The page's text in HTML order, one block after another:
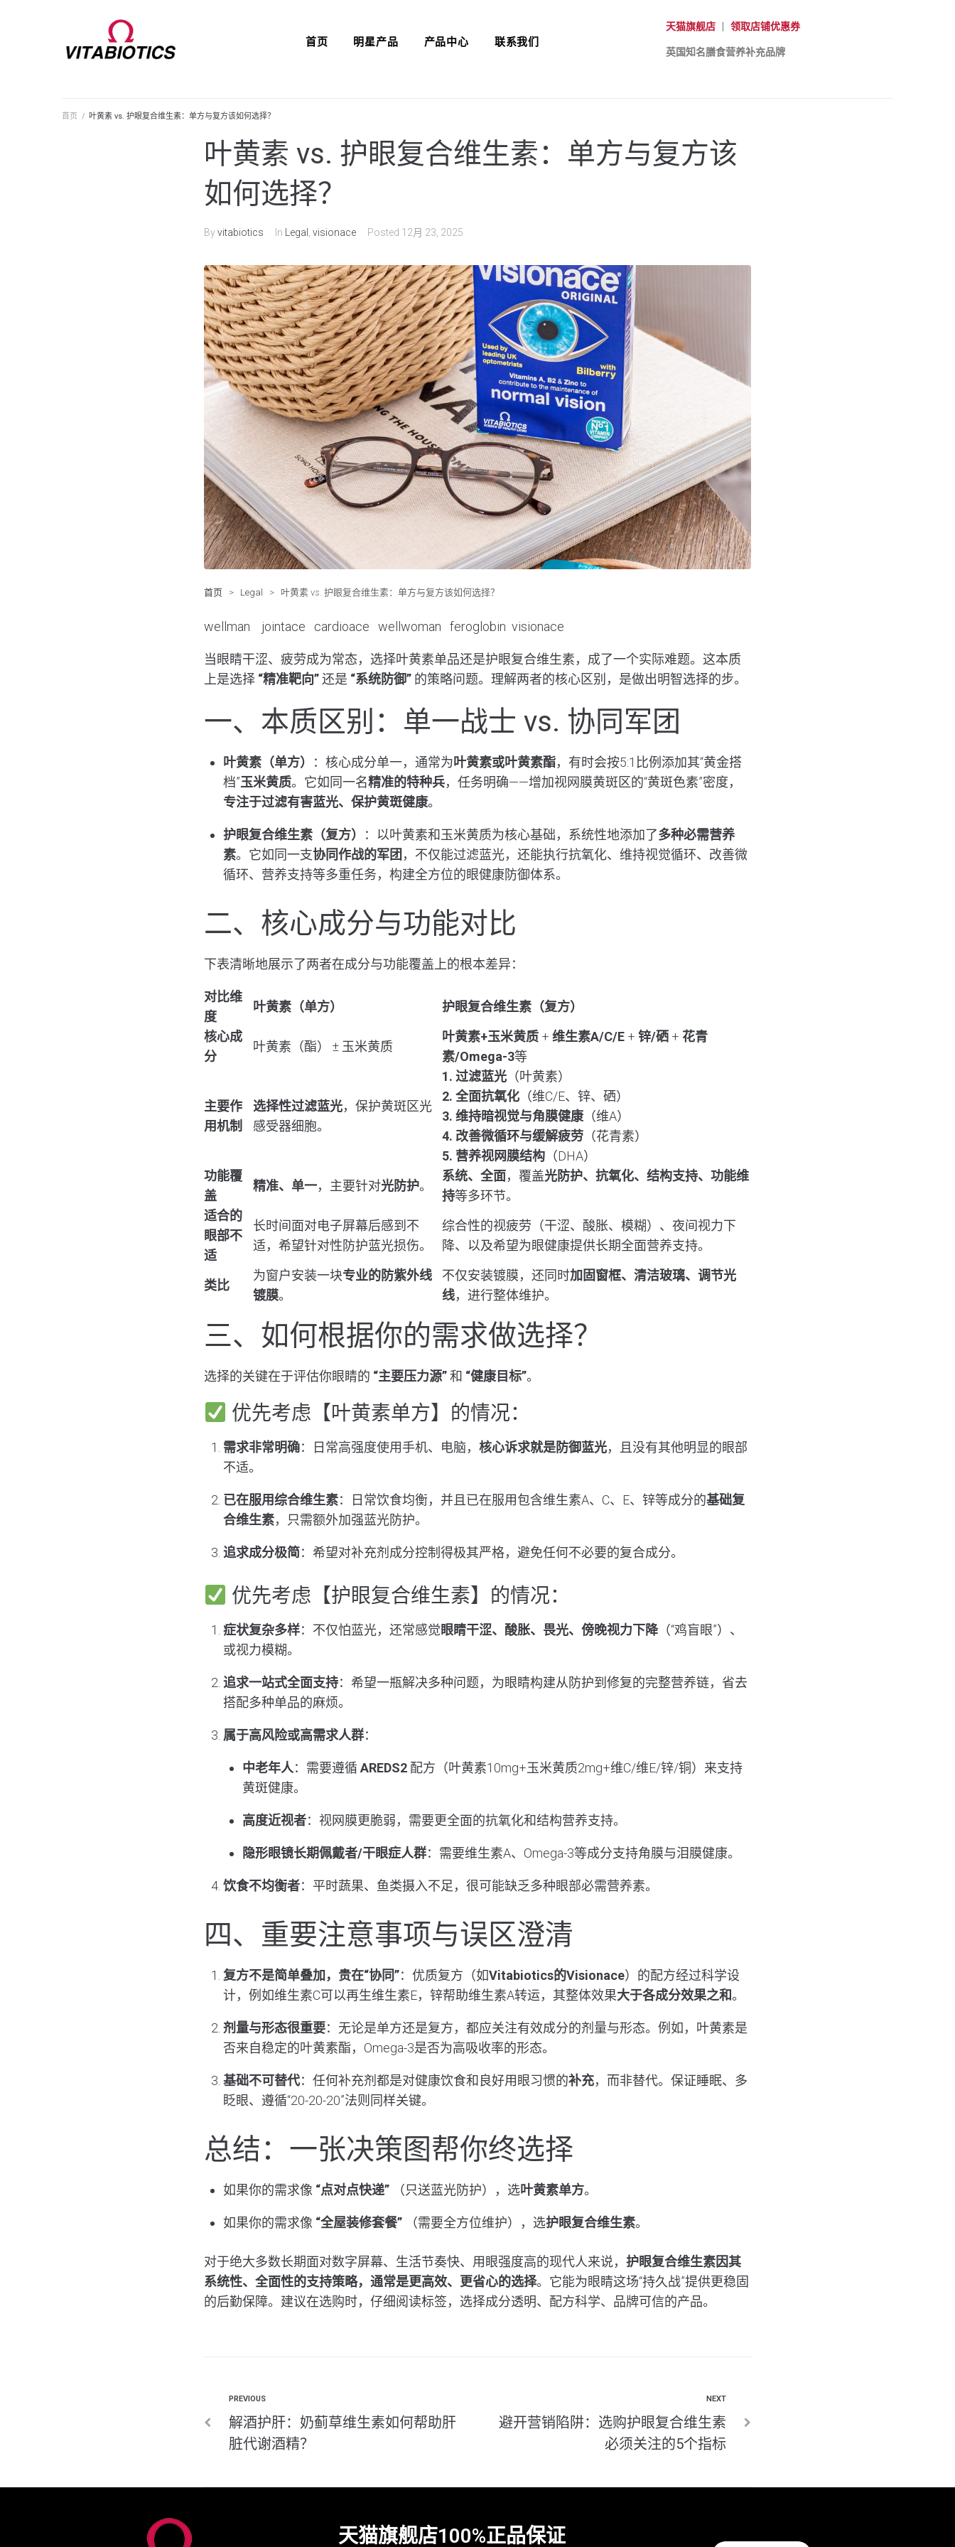
首页 明星产品 产品中心 联系我们
天猫旗舰店| 领取店铺优惠券
英国知名膳食营养补充品牌
首页 / 叶黄素 vs. 护眼复合维生素：单方与复方该如何选择？
叶黄素 vs. 护眼复合维生素：单方与复方该
如何选择？
Byvitabiotics In Legal , visionace Posted 12月 23, 2025
首页 > Legal > 叶黄素 vs. 护眼复合维生素：单方与复方该如何选择？
wellman jointace cardioace wellwoman feroglobin visionace
当眼睛干涩、疲劳成为常态，选择叶黄素单品还是护眼复合维生素，成了一个实际难题。这本质
上是选择 “精准靶向”还是 “系统防御” 的策略问题。理解两者的核心区别，是做出明智选择的步。
一、本质区别：单一战士 vs. 协同军团
叶黄素（单方） ：核心成分单一，通常为叶黄素或叶黄素酯，有时会按5:1比例添加其“黄金搭
档”玉米黄质。它如同一名精准的特种兵，任务明确——增加视网膜黄斑区的“黄斑色素”密度，
专注于过滤有害蓝光、保护黄斑健康。
护眼复合维生素（复方） ：以叶黄素和玉米黄质为核心基础，系统性地添加了多种必需营养
素。它如同一支协同作战的军团 ，不仅能过滤蓝光，还能执行抗氧化、维持视觉循环、改善微
循环、营养支持等多重任务，构建全方位的眼健康防御体系。
二、核心成分与功能对比
下表清晰地展示了两者在成分与功能覆盖上的根本差异：
对比维
度
叶黄素（单方）
护眼复合维生素（复方）
核心成
分
叶黄素（酯） ± 玉米黄质
叶黄素+玉米黄质 + 维生素A/C/E + 锌/硒 + 花青
素/Omega-3等
主要作
用机制
选择性过滤蓝光，保护黄斑区光
感受器细胞。
1. 过滤蓝光 （叶黄素）
2. 全面抗氧化 （维C/E、锌、硒）
3. 维持暗视觉与角膜健康 （维A）
4. 改善微循环与缓解疲劳 （花青素）
5. 营养视网膜结构 （DHA）
功能覆
盖
精准、单一，主要针对光防护。
系统、全面，覆盖光防护、抗氧化、结构支持、功能维
持等多环节。
适合的
眼部不
适
长时间面对电子屏幕后感到不
适，希望针对性防护蓝光损伤。
综合性的视疲劳（干涩、酸胀、模糊）、夜间视力下
降、以及希望为眼健康提供长期全面营养支持。
类比
为窗户安装一块专业的防紫外线
镀膜。
不仅安装镀膜，还同时加固窗框、清洁玻璃、调节光
线，进行整体维护。
三、如何根据你的需求做选择？
选择的关键在于评估你眼睛的 “主要压力源”和 “健康目标”。
优先考虑【叶黄素单方】的情况：
需求非常明确：日常高强度使用手机、电脑， 核心诉求就是防御蓝光，且没有其他明显的眼部
不适。
已在服用综合维生素：日常饮食均衡，并且已在服用包含维生素A、C、E、锌等成分的基础复
合维生素，只需额外加强蓝光防护。
追求成分极简：希望对补充剂成分控制得极其严格，避免任何不必要的复合成分。
优先考虑【护眼复合维生素】的情况：
症状复杂多样：不仅怕蓝光，还常感觉眼睛干涩、酸胀、畏光、傍晚视力下降（“鸡盲眼”）、
或视力模糊。
追求一站式全面支持：希望一瓶解决多种问题，为眼睛构建从防护到修复的完整营养链，省去
搭配多种单品的麻烦。
属于高风险或高需求人群：
中老年人：需要遵循 AREDS2 配方（叶黄素10mg+玉米黄质2mg+维C/维E/锌/铜）来支持
黄斑健康。
高度近视者：视网膜更脆弱，需要更全面的抗氧化和结构营养支持。
隐形眼镜长期佩戴者/干眼症人群：需要维生素A、Omega-3等成分支持角膜与泪膜健康。
饮食不均衡者：平时蔬果、鱼类摄入不足，很可能缺乏多种眼部必需营养素。
四、重要注意事项与误区澄清
复方不是简单叠加，贵在“协同”：优质复方（如Vitabiotics的Visionace）的配方经过科学设
计，例如维生素C可以再生维生素E，锌帮助维生素A转运，其整体效果大于各成分效果之和。
剂量与形态很重要：无论是单方还是复方，都应关注有效成分的剂量与形态。例如，叶黄素是
否来自稳定的叶黄素酯，Omega-3是否为高吸收率的形态。
基础不可替代：任何补充剂都是对健康饮食和良好用眼习惯的补充，而非替代。保证睡眠、多
眨眼、遵循“20-20-20”法则同样关键。
总结：一张决策图帮你终选择
如果你的需求像 “点对点快递” （只送蓝光防护），选叶黄素单方。
如果你的需求像 “全屋装修套餐” （需要全方位维护），选护眼复合维生素。
对于绝大多数长期面对数字屏幕、生活节奏快、用眼强度高的现代人来说， 护眼复合维生素因其
系统性、全面性的支持策略，通常是更高效、更省心的选择。它能为眼睛这场“持久战”提供更稳固
的后勤保障。建议在选购时，仔细阅读标签，选择成分透明、配方科学、品牌可信的产品。
PREVIOUS
解酒护肝：奶蓟草维生素如何帮助肝
脏代谢酒精？
NEXT
避开营销陷阱：选购护眼复合维生素
必须关注的5个指标
天猫旗舰店100%正品保证